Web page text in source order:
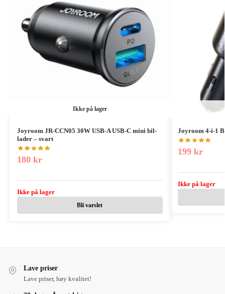
Ikke på lager
Joyroom JR-CCN05 30W USB-A USB-C mini bil-
lader – svart
180 kr
Ikke på lager
Bli varslet
Joyroom 4-i-1
199 kr
Ikke på lager
Lave priser
Lave priser, høy kvalitet!